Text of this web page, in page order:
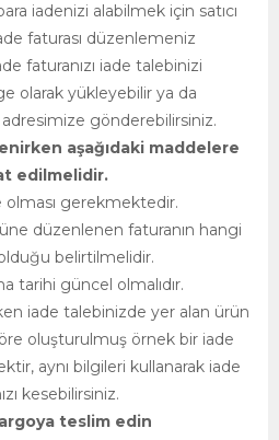
iadenizi alabilmek için satıcı
faturası düzenlemeniz
faturanızı iade talebinizi
olarak yükleyebilir ya da
adresimize gönderebilirsiniz.
aşağıdaki maddelere
edilmelidir.
olması gerekmektedir.
düzenlenen faturanın hangi
belirtilmelidir.
tarihi güncel olmalıdır.
iade talebinizde yer alan ürün
oluşturulmuş örnek bir iade
aynı bilgileri kullanarak iade
kesebilirsiniz.
teslim edin